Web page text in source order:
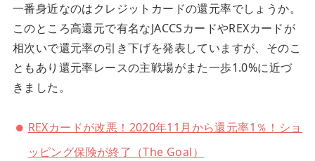
一番身近なのはクレジットカードの還元率でしょうか。
このところ高還元で有名なJACCSカードやREXカードが
相次いで還元率の引き下げを発表していますが、そのこ
ともあり還元率レースの主戦場がまた一歩1.0%に近づ
きました。
REXカードが改悪！2020年11月から還元率1％！ショ
ッピング保険が終了（The Goal）